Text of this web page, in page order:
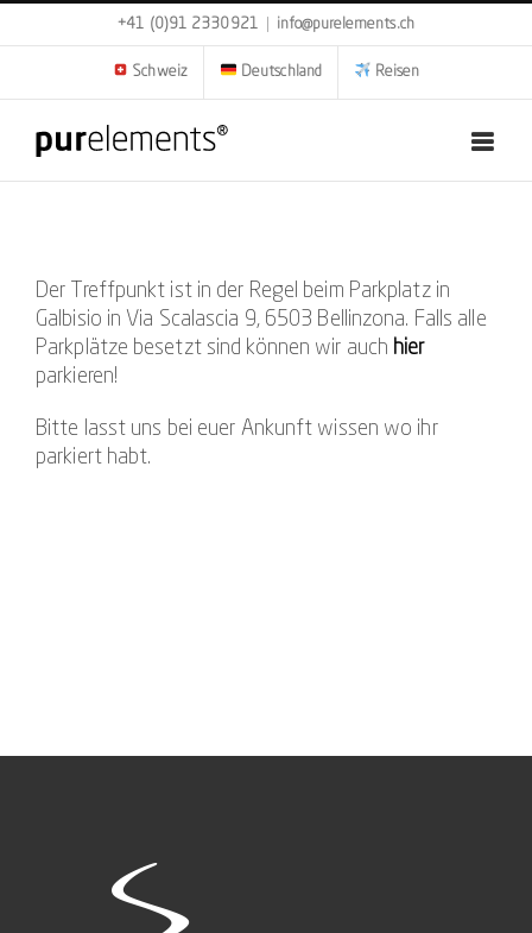
Inhalt
+41 (0)91 2330921 info@purelements.ch
Schweiz Deutschland Reisen
Der Treffpunkt ist in der Regel beim Parkplatz in
Galbisio in Via Scalascia 9, 6503 Bellinzona. Falls alle
Parkplätze besetzt sind können wir auch hier
parkieren!
Bitte lasst uns bei euer Ankunft wissen wo ihr
parkiert habt.